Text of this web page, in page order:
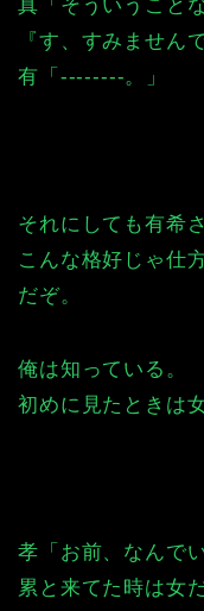
真「そういうこと
『す、すみません
有「--------。」
それにしても有希
こんな格好じゃ仕
だぞ。
俺は知っている。
初めに見たときは
孝「お前、なんで
累と来てた時は女